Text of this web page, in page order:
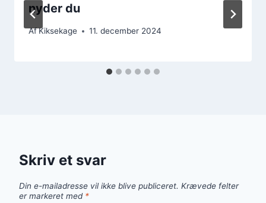
nyder du
AfKiksekage 11. december 2024
Skriv et svar
Din e-mailadresse vil ikke blive publiceret. Krævede felter
er markeret med *